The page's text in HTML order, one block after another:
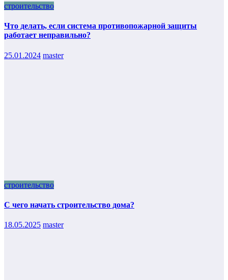
строительство
Что делать, если система противопожарной защиты
работает неправильно?
25.01.2024 master
строительство
С чего начать строительство дома?
18.05.2025 master